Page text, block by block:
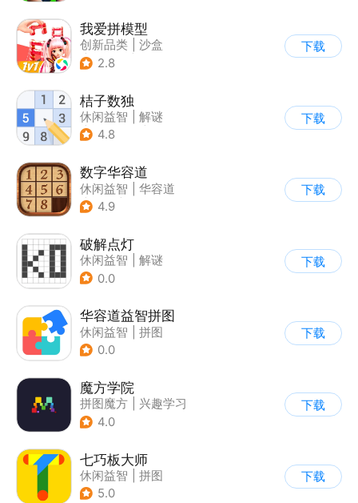
我爱拼模型
创新品类
沙盒
| 像素风
2.8
下载
桔子数独
休闲益智
解谜
| 学习教育
4.8
下载
数字华容道
休闲益智
华容道
| 烧脑
4.9
下载
破解点灯
休闲益智
解谜
0.0
下载
华容道益智拼图
休闲益智
拼图
0.0
下载
魔方学院
拼图魔方
兴趣学习
4.0
下载
七巧板大师
休闲益智
拼图
5.0
下载